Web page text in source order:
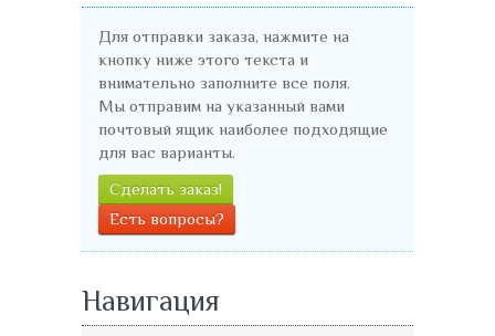
Для отправки заказа, нажмите на
кнопку ниже этого текста и
внимательно заполните все поля.
Мы отправим на указанный вами
почтовый ящик наиболее подходящие
для вас варианты.
Сделать заказ!
Есть вопросы?
Навигация